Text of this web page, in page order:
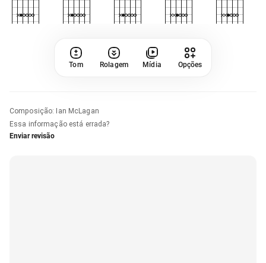
Tom Rolagem Mídia Opções
Composição: Ian McLagan
Essa informação está errada?
Enviar revisão